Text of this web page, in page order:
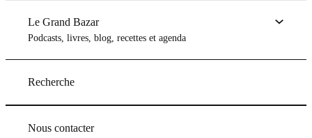
Le Grand Bazar
Podcasts, livres, blog, recettes et agenda
Recherche
Nous contacter